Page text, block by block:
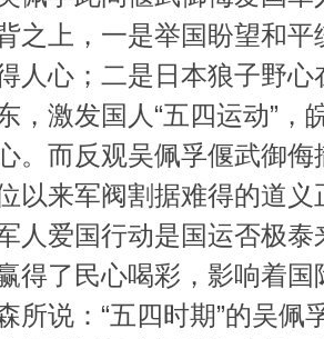
之上，一是举国盼望和
人心；二是日本狼子野心
，激发国人“五四运动”，
。而反观吴佩孚偃武御
以来军阀割据难得的道
人爱国行动是国运否极
得了民心喝彩，影响着
所说：“五四时期”的吴佩